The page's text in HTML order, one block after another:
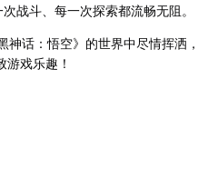
战斗、每一次探索都流畅无阻。
神话：悟空》的世界中尽情挥洒，
戏乐趣！